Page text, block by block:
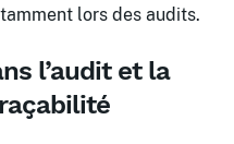
lors des audits.
l’audit et la